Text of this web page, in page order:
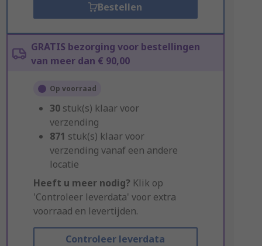
Bestellen
GRATIS bezorging voor bestellingen
van meer dan € 90,00
Op voorraad
30 stuk(s) klaar voor
verzending
871 stuk(s) klaar voor
verzending vanaf een andere
locatie
Heeft u meer nodig? Klik op
'Controleer leverdata' voor extra
voorraad en levertijden.
Controleer leverdata